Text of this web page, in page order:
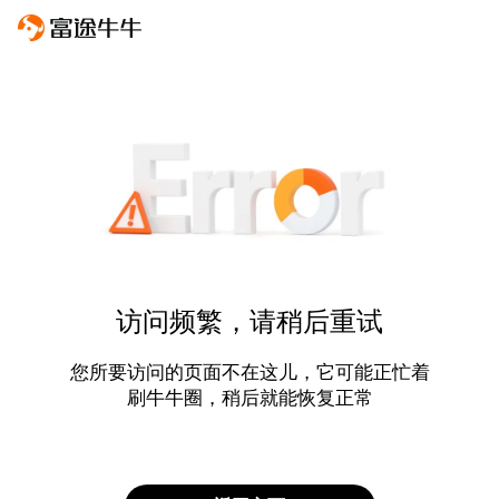
访问频繁，请稍后重试
您所要访问的页面不在这儿，它可能正忙着
刷牛牛圈，稍后就能恢复正常